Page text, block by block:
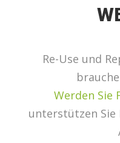
Re-Use und
Werden Sie
unterstützen Sie